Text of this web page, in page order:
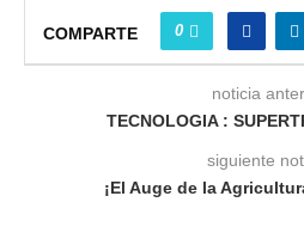
COMPARTE 0
noticia
TECNOLOGIA :
siguiente
¡El Auge de la